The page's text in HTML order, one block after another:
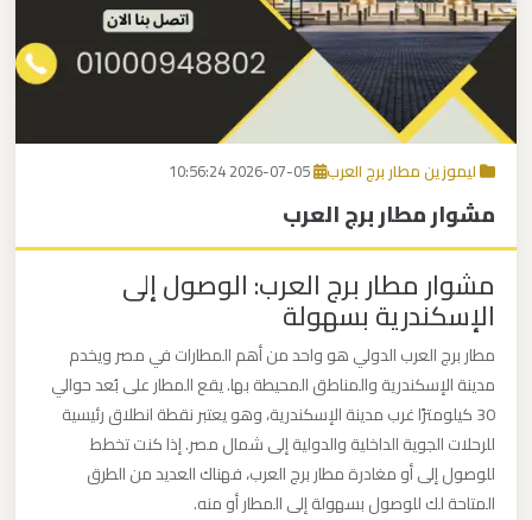
اتصل بنا
EN
ليموزين مطار برج العرب
مشوار مطار برج العرب
مشوار مطار برج العرب: الوصول إلى
الإسكندرية بسهولة
مطار برج العرب الدولي هو واحد من أهم المطارات في مصر ويخدم
مدينة الإسكندرية والمناطق المحيطة بها. يقع المطار على بُعد حوالي
30 كيلومترًا غرب مدينة الإسكندرية، وهو يعتبر نقطة انطلاق رئيسية
للرحلات الجوية الداخلية والدولية إلى شمال مصر. إذا كنت تخطط
للوصول إلى أو مغادرة مطار برج العرب، فهناك العديد من الطرق
المتاحة لك للوصول بسهولة إلى المطار أو منه.
برج
العرب
القاهرة
مكاتب
ليموزين
الاسكندرية
القاهرة
ليموزين
ليموزين
نويبع